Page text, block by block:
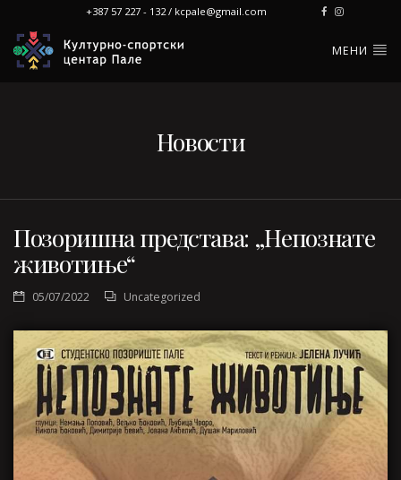
+387 57 227 - 132 / kcpale@gmail.com
МЕНИ
Новости
Позоришна представа: „Непознате
животиње“
05/07/2022 Uncategorized